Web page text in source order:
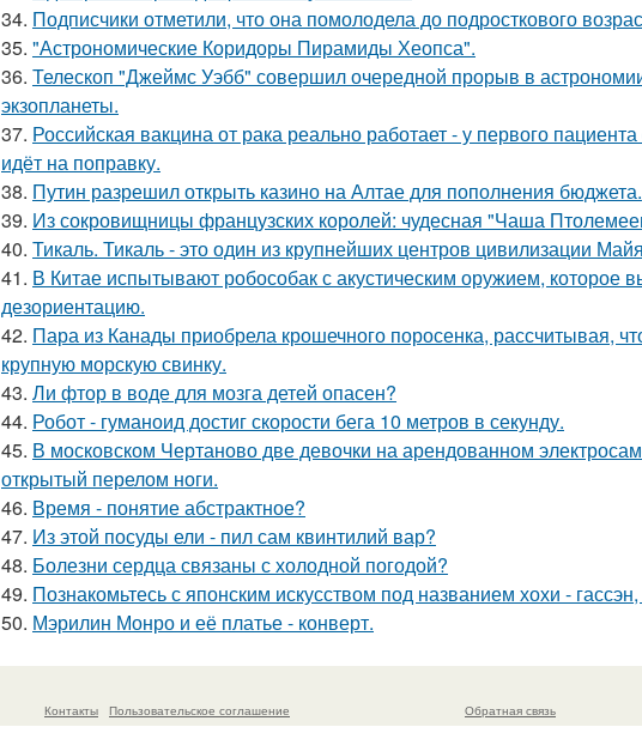
34. Подписчики отметили, что она помолодела до подросткового
35. "Астрономические Коридоры Пирамиды Хеопса".
36. Телескоп "Джеймс Уэбб" совершил очередной прорыв в
экзопланеты.
37. Российская вакцина от рака реально работает - у первого
идёт на поправку.
38. Путин разрешил открыть казино на Алтае для пополнения бюджета.
39. Из сокровищницы французских королей: чудесная "Чаша
40. Тикаль. Тикаль - это один из крупнейших центров цивилизации
41. В Китае испытывают робособак с акустическим оружием, которое
дезориентацию.
42. Пара из Канады приобрела крошечного поросенка, рассчитывая,
крупную морскую свинку.
43. Ли фтор в воде для мозга детей опасен?
44. Робот - гуманоид достиг скорости бега 10 метров в секунду.
45. В московском Чертаново две девочки на арендованном
открытый перелом ноги.
46. Время - понятие абстрактное?
47. Из этой посуды ели - пил сам квинтилий вар?
48. Болезни сердца связаны с холодной погодой?
49. Познакомьтесь с японским искусством под названием хохи -
50. Мэрилин Монро и её платье - конверт.
Контакты
Пользовательское соглашение
Обратная связь